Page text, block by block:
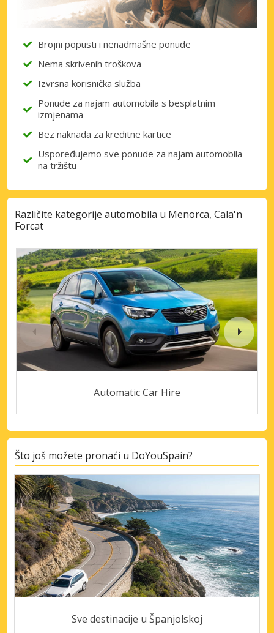
Brojni popusti i nenadmašne ponude
Nema skrivenih troškova
Izvrsna korisnička služba
Ponude za najam automobila s besplatnim
izmjenama
Bez naknada za kreditne kartice
Uspoređujemo sve ponude za najam automobila
na tržištu
Različite kategorije automobila u Menorca, Cala'n
Forcat
Automatic Car Hire
Što još možete pronaći u DoYouSpain?
Sve destinacije u Španjolskoj